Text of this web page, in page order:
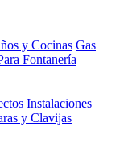
y Cocinas Gas
Fontanería
Instalaciones
y Clavijas